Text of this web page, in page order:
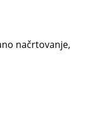
načrtovanje,